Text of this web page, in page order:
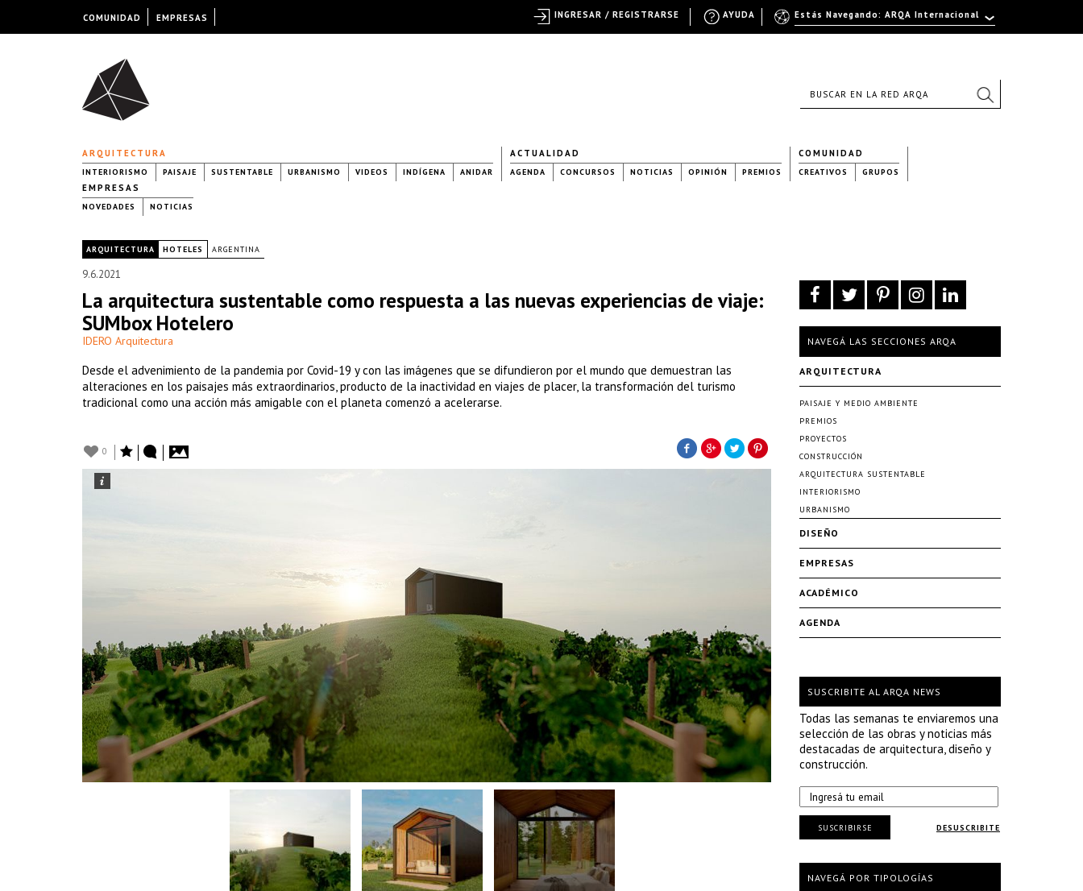
ARQUITECTURA
INTERIORISMO PAISAJE SUSTENTABLE URBANISMO VIDEOS INDÍGENA ANIDAR
ACTUALIDAD
AGENDA CONCURSOS NOTICIAS OPINIÓN PREMIOS
COMUNIDAD
CREATIVOS GRUPOS
EMPRESAS
NOVEDADES NOTICIAS
ARQUITECTURA HOTELES ARGENTINA
9.6.2021
La arquitectura sustentable como respuesta a las nuevas experiencias de viaje:
SUMbox Hotelero
IDERO Arquitectura
Desde el advenimiento de la pandemia por Covid-19 y con las imágenes que se difundieron por el mundo que demuestran las
alteraciones en los paisajes más extraordinarios, producto de la inactividad en viajes de placer, la transformación del turismo
tradicional como una acción más amigable con el planeta comenzó a acelerarse.
0
NAVEGÁ LAS SECCIONES ARQA
ARQUITECTURA
PAISAJE Y MEDIO AMBIENTE
PREMIOS
PROYECTOS
CONSTRUCCIÓN
ARQUITECTURA SUSTENTABLE
INTERIORISMO
URBANISMO
DISEÑO
EMPRESAS
ACADÉMICO
AGENDA
SUSCRIBITE AL ARQA NEWS
Todas las semanas te enviaremos una
selección de las obras y noticias más
destacadas de arquitectura, diseño y
construcción.
DESUSCRIBITE
SUSCRIBIRSE
NAVEGÁ POR TIPOLOGÍAS
COMUNIDAD EMPRESAS Estás Navegando: ARQA Internacional
AYUDA
INGRESAR / REGISTRARSE